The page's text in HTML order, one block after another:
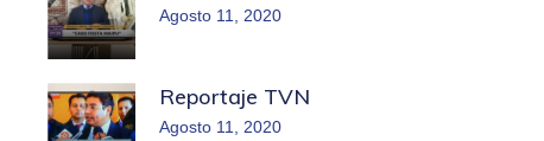
Agosto 11, 2020
Reportaje TVN
Agosto 11, 2020